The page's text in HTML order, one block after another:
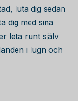
luta dig sedan
dig med sina
leta runt själv
i lugn och